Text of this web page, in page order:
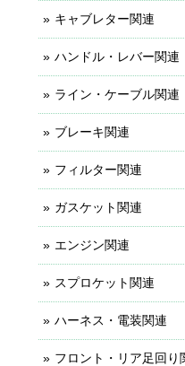
キャブレター関連
ハンドル・レバー関連
ライン・ケーブル関連
ブレーキ関連
フィルター関連
ガスケット関連
エンジン関連
スプロケット関連
ハーネス・電装関連
フロント・リア足回り